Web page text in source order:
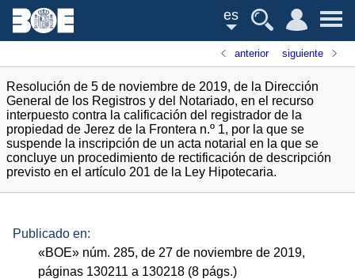
es
anterior siguiente
Resolución de 5 de noviembre de 2019, de la Dirección
General de los Registros y del Notariado, en el recurso
interpuesto contra la calificación del registrador de la
propiedad de Jerez de la Frontera n.º 1, por la que se
suspende la inscripción de un acta notarial en la que se
concluye un procedimiento de rectificación de descripción
previsto en el artículo 201 de la Ley Hipotecaria.
Publicado en:
«BOE» núm. 285, de 27 de noviembre de 2019,
páginas 130211 a 130218 (8 págs.)